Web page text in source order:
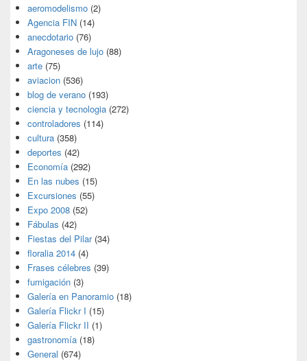
aeromodelismo (2)
Agencia FIN (14)
anecdotario (76)
Aragoneses de lujo (88)
arte (75)
aviacion (536)
blog de verano (193)
ciencia y tecnologia (272)
controladores (114)
cultura (358)
deportes (42)
Economía (292)
En las nubes (15)
Excursiones (55)
Expo 2008 (52)
Fábulas (42)
Fiestas del Pilar(34)
floralia 2014 (4)
Frases célebres (39)
fumigación (3)
Galería en Panoramio (18)
Galería Flickr I (15)
Galería Flickr II (1)
gastronomía (18)
General (674)